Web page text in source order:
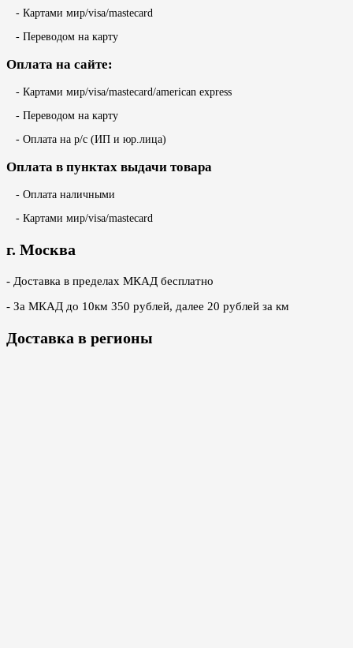
- Картами мир/visa/mastecard
- Переводом на карту
Оплата на сайте:
- Картами мир/visa/mastecard/american express
- Переводом на карту
- Оплата на р/с (ИП и юр.лица)
Оплата в пунктах выдачи товара
- Оплата наличными
- Картами мир/visa/mastecard
г. Москва
- Доставка в пределах МКАД бесплатно
- За МКАД до 10км 350 рублей, далее 20 рублей за км
Доставка в регионы